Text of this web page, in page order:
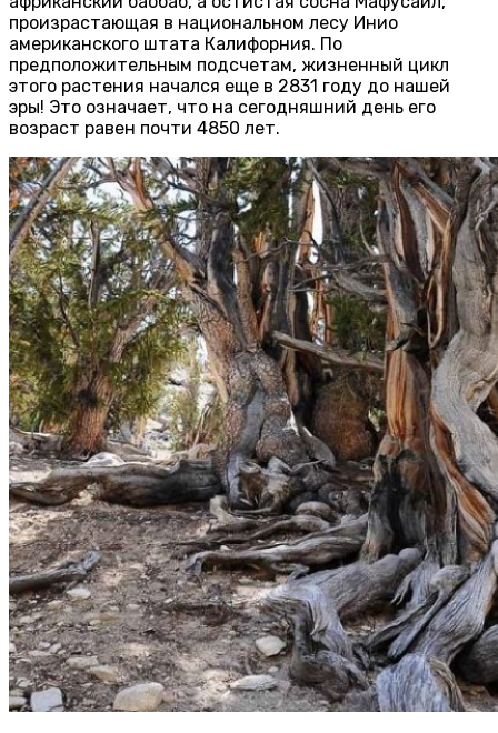
произрастающая в национальном лесу Инио
американского штата Калифорния. По
предположительным подсчетам, жизненный цикл
этого растения начался еще в 2831 году до нашей
эры! Это означает, что на сегодняшний день его
возраст равен почти 4850 лет.